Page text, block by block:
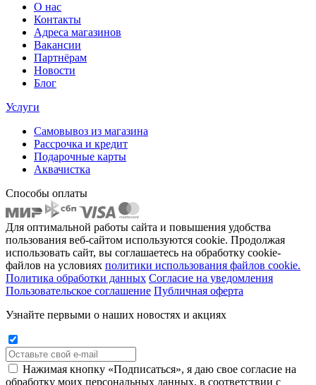
О нас
Контакты
Адреса магазинов
Вакансии
Партнёрам
Новости
Блог
Услуги
Самовывоз из магазина
Рассрочка и кредит
Подарочные карты
Аквачистка
Способы оплаты
Для оптимальной работы сайта и повышения удобства
пользования веб-сайтом используются cookie. Продолжая
использовать сайт, вы соглашаетесь на обработку cookie-
файлов на условиях политики использования файлов cookie.
Политика обработки данных Согласие на уведомления
Пользовательское соглашение Публичная оферта
Узнайте первыми о наших новостях и акциях
Нажимая кнопку «Подписаться», я даю свое согласие на
обработку моих персональных данных, в соответствии с